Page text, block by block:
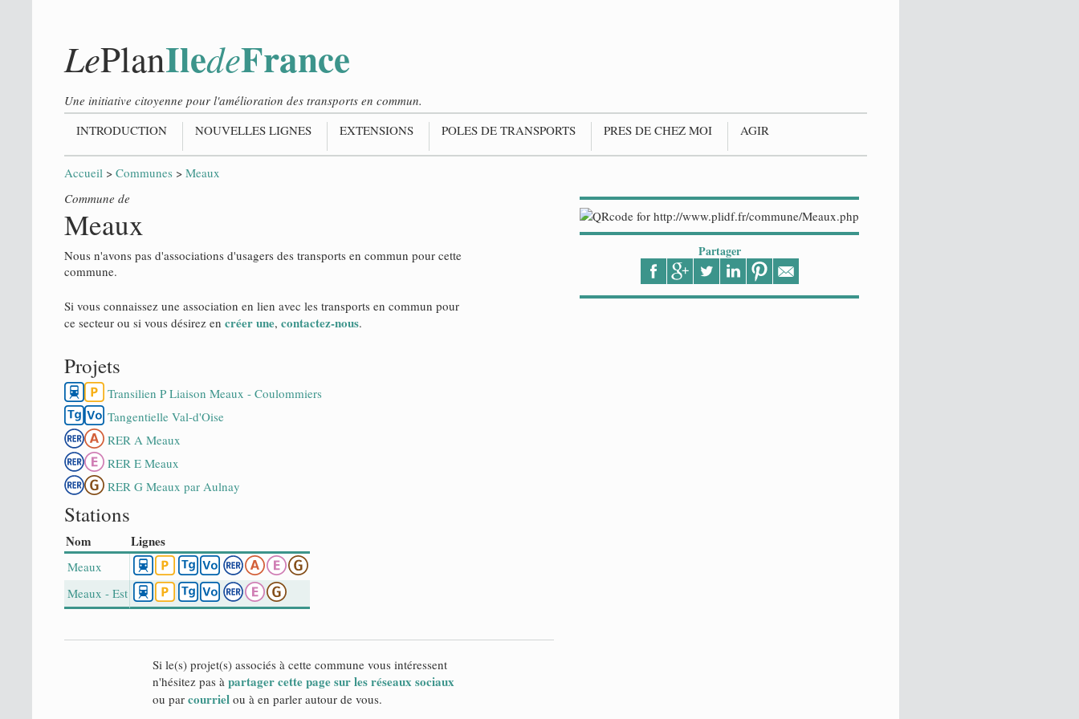
LePlanIledeFrance
Une initiative citoyenne pour l'amélioration des transports en commun.
INTRODUCTION
NOUVELLES LIGNES EXTENSIONS POLES DE TRANSPORTS PRES DE CHEZ MOI AGIR
Accueil > Communes > Meaux
Partager
Commune de
Meaux
Nous n'avons pas d'associations d'usagers des transports en commun pour cette
commune.
Si vous connaissez une association en lien avec les transports en commun pour
ce secteur ou si vous désirez en créer une, contactez-nous.
Projets
Transilien P Liaison Meaux - Coulommiers
Tangentielle Val-d'Oise
RER A Meaux
RER E Meaux
RER G Meaux par Aulnay
Stations
Nom Lignes
Meaux
Meaux - Est
Si le(s) projet(s) associés à cette commune vous intéressent
n'hésitez pas à partager cette page sur les réseaux sociaux
ou par courriel ou à en parler autour de vous.